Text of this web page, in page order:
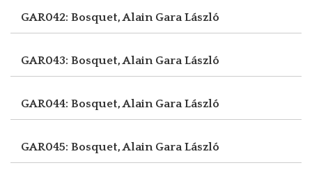
GAR042: Bosquet, Alain Gara László
GAR043: Bosquet, Alain Gara László
GAR044: Bosquet, Alain Gara László
GAR045: Bosquet, Alain Gara László